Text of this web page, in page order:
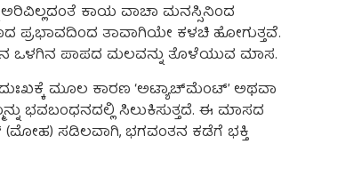
ಕಾಯ ವಾಚಾ ಮನಸ್ಸಿನಿಂದ
ಪ್ರಭಾವದಿಂದ ತಾವಾಗಿಯೇ ಕಳಚಿ ಹೋಗುತ್ತವೆ.
ಒಳಗಿನ ಪಾಪದ ಮಲವನ್ನು ತೊಳೆಯುವ ಮಾಸ.
ಮೂಲ ಕಾರಣ ‘ಅಟ್ಯಾಚ್‌ಮೆಂಟ್’ ಅಥವಾ
ಭವಬಂಧನದಲ್ಲಿ ಸಿಲುಕಿಸುತ್ತದೆ. ಈ ಮಾಸದ
(ಮೋಹ) ಸಡಿಲವಾಗಿ, ಭಗವಂತನ ಕಡೆಗೆ ಭಕ್ತಿ